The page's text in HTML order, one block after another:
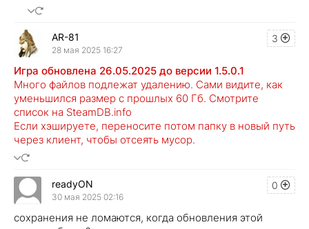
3
AR-81
28 мая 2025 16:27
Игра обновлена 26.05.2025 до версии 1.5.0.1
Много файлов подлежат удалению. Сами видите, как
уменьшился размер с прошлых 60 Гб. Смотрите
список на SteamDB.info
Если хэшируете, переносите потом папку в новый путь
через клиент, чтобы отсеять мусор.
0
readyON
30 мая 2025 02:16
сохранения не ломаются, когда обновления этой